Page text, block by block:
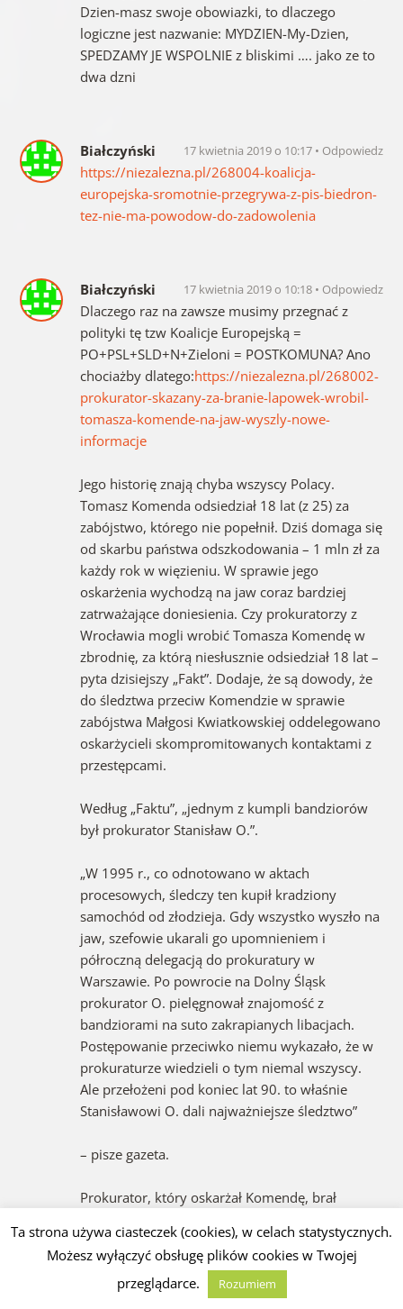
Dzien-masz swoje obowiazki, to dlaczego
logiczne jest nazwanie: MYDZIEN-My-Dzien,
SPEDZAMY JE WSPOLNIE z bliskimi …. jako ze to
dwa dzni
Białczyński 17 kwietnia 2019 o 10:17 Odpowiedz
https://niezalezna.pl/268004-koalicja-
europejska-sromotnie-przegrywa-z-pis-biedron-
tez-nie-ma-powodow-do-zadowolenia
Białczyński 17 kwietnia 2019 o 10:18 Odpowiedz
Dlaczego raz na zawsze musimy przegnać z
polityki tę tzw Koalicje Europejską =
PO+PSL+SLD+N+Zieloni = POSTKOMUNA? Ano
chociażby dlatego:https://niezalezna.pl/268002-
prokurator-skazany-za-branie-lapowek-wrobil-
tomasza-komende-na-jaw-wyszly-nowe-
informacje
Jego historię znają chyba wszyscy Polacy.
Tomasz Komenda odsiedział 18 lat (z 25) za
zabójstwo, którego nie popełnił. Dziś domaga się
od skarbu państwa odszkodowania – 1 mln zł za
każdy rok w więzieniu. W sprawie jego
oskarżenia wychodzą na jaw coraz bardziej
zatrważające doniesienia. Czy prokuratorzy z
Wrocławia mogli wrobić Tomasza Komendę w
zbrodnię, za którą niesłusznie odsiedział 18 lat –
pyta dzisiejszy „Fakt”. Dodaje, że są dowody, że
do śledztwa przeciw Komendzie w sprawie
zabójstwa Małgosi Kwiatkowskiej oddelegowano
oskarżycieli skompromitowanych kontaktami z
przestępcami.
Według „Faktu”, „jednym z kumpli bandziorów
był prokurator Stanisław O.”.
„W 1995 r., co odnotowano w aktach
procesowych, śledczy ten kupił kradziony
samochód od złodzieja. Gdy wszystko wyszło na
jaw, szefowie ukarali go upomnieniem i
półroczną delegacją do prokuratury w
Warszawie. Po powrocie na Dolny Śląsk
prokurator O. pielęgnował znajomość z
bandziorami na suto zakrapianych libacjach.
Postępowanie przeciwko niemu wykazało, że w
prokuraturze wiedzieli o tym niemal wszyscy.
Ale przełożeni pod koniec lat 90. to właśnie
Stanisławowi O. dali najważniejsze śledztwo”
– pisze gazeta.
Prokurator, który oskarżał Komendę, brał
Czytaj również
Prokurator, który oskarżał Komendę, brał
Ta strona używa ciasteczek (cookies), w celach statystycznych.
Możesz wyłączyć obsługę plików cookies w Twojej
przeglądarce.
Rozumiem